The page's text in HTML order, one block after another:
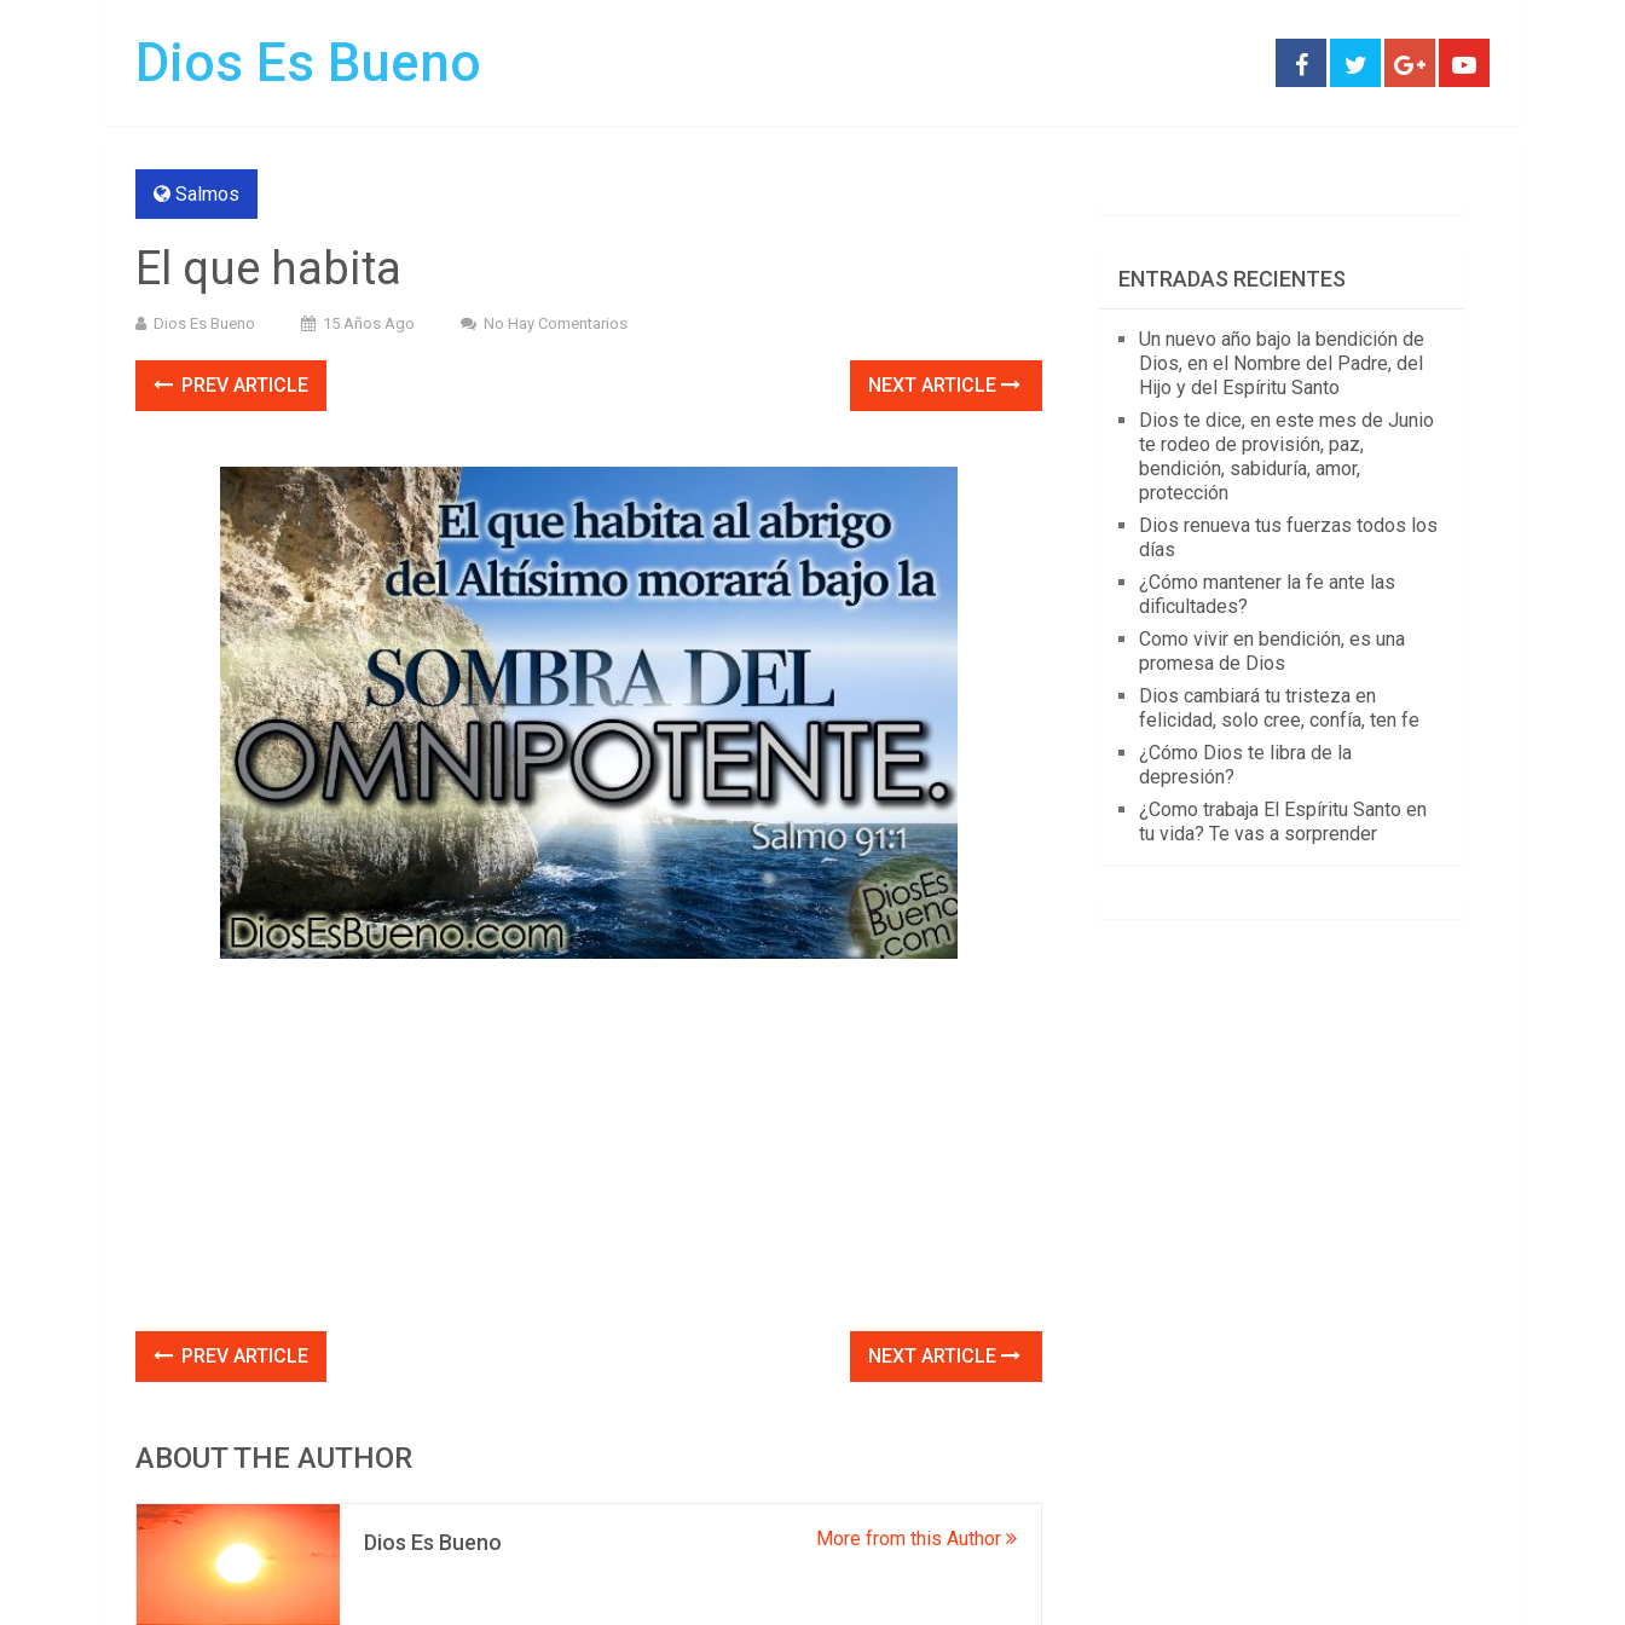
Dios Es Bueno
Salmos
El que habita
Dios Es Bueno 15 Años Ago No Hay Comentarios
PREV ARTICLE NEXT ARTICLE
PREV ARTICLE NEXT ARTICLE
ABOUT THE AUTHOR
Dios Es Bueno More from this Author
ENTRADAS RECIENTES
Un nuevo año bajo la bendición de
Dios, en el Nombre del Padre, del
Hijo y del Espíritu Santo
Dios te dice, en este mes de Junio
te rodeo de provisión, paz,
bendición, sabiduría, amor,
protección
Dios renueva tus fuerzas todos los
días
¿Cómo mantener la fe ante las
dificultades?
Como vivir en bendición, es una
promesa de Dios
Dios cambiará tu tristeza en
felicidad, solo cree, confía, ten fe
¿Cómo Dios te libra de la
depresión?
¿Como trabaja El Espíritu Santo en
tu vida? Te vas a sorprender